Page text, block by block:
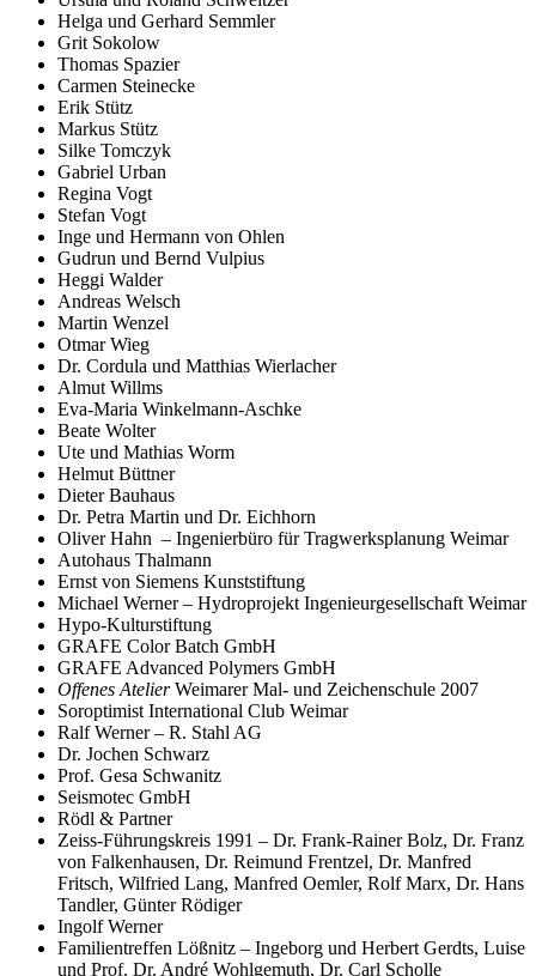
Helga und Gerhard Semmler
Grit Sokolow
Thomas Spazier
Carmen Steinecke
Erik Stütz
Markus Stütz
Silke Tomczyk
Gabriel Urban
Regina Vogt
Stefan Vogt
Inge und Hermann von Ohlen
Gudrun und Bernd Vulpius
Heggi Walder
Andreas Welsch
Martin Wenzel
Otmar Wieg
Dr. Cordula und Matthias Wierlacher
Almut Willms
Eva-Maria Winkelmann-Aschke
Beate Wolter
Ute und Mathias Worm
Helmut Büttner
Dieter Bauhaus
Dr. Petra Martin und Dr. Eichhorn
Oliver Hahn – Ingenierbüro für Tragwerksplanung Weimar
Autohaus Thalmann
Ernst von Siemens Kunststiftung
Michael Werner – Hydroprojekt Ingenieurgesellschaft Weimar
Hypo-Kulturstiftung
GRAFE Color Batch GmbH
GRAFE Advanced Polymers GmbH
Offenes AtelierWeimarer Mal- und Zeichenschule 2007
Soroptimist International Club Weimar
Ralf Werner – R. Stahl AG
Dr. Jochen Schwarz
Prof. Gesa Schwanitz
Seismotec GmbH
Rödl & Partner
Zeiss-Führungskreis 1991 – Dr. Frank-Rainer Bolz, Dr. Franz
von Falkenhausen, Dr. Reimund Frentzel, Dr. Manfred
Fritsch, Wilfried Lang, Manfred Oemler, Rolf Marx, Dr. Hans
Tandler, Günter Rödiger
Ingolf Werner
Familientreffen Lößnitz – Ingeborg und Herbert Gerdts, Luise
und Prof. Dr. André Wohlgemuth, Dr. Carl Scholle